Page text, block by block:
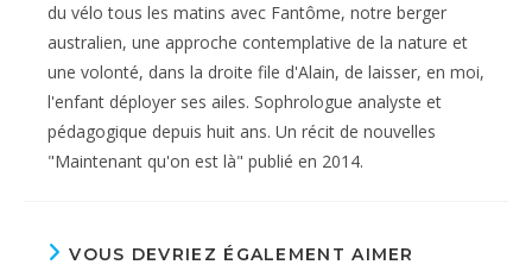
du vélo tous les matins avec Fantôme, notre berger
australien, une approche contemplative de la nature et
une volonté, dans la droite file d'Alain, de laisser, en moi,
l'enfant déployer ses ailes. Sophrologue analyste et
pédagogique depuis huit ans. Un récit de nouvelles
"Maintenant qu'on est là" publié en 2014.
VOUS DEVRIEZ ÉGALEMENT AIMER